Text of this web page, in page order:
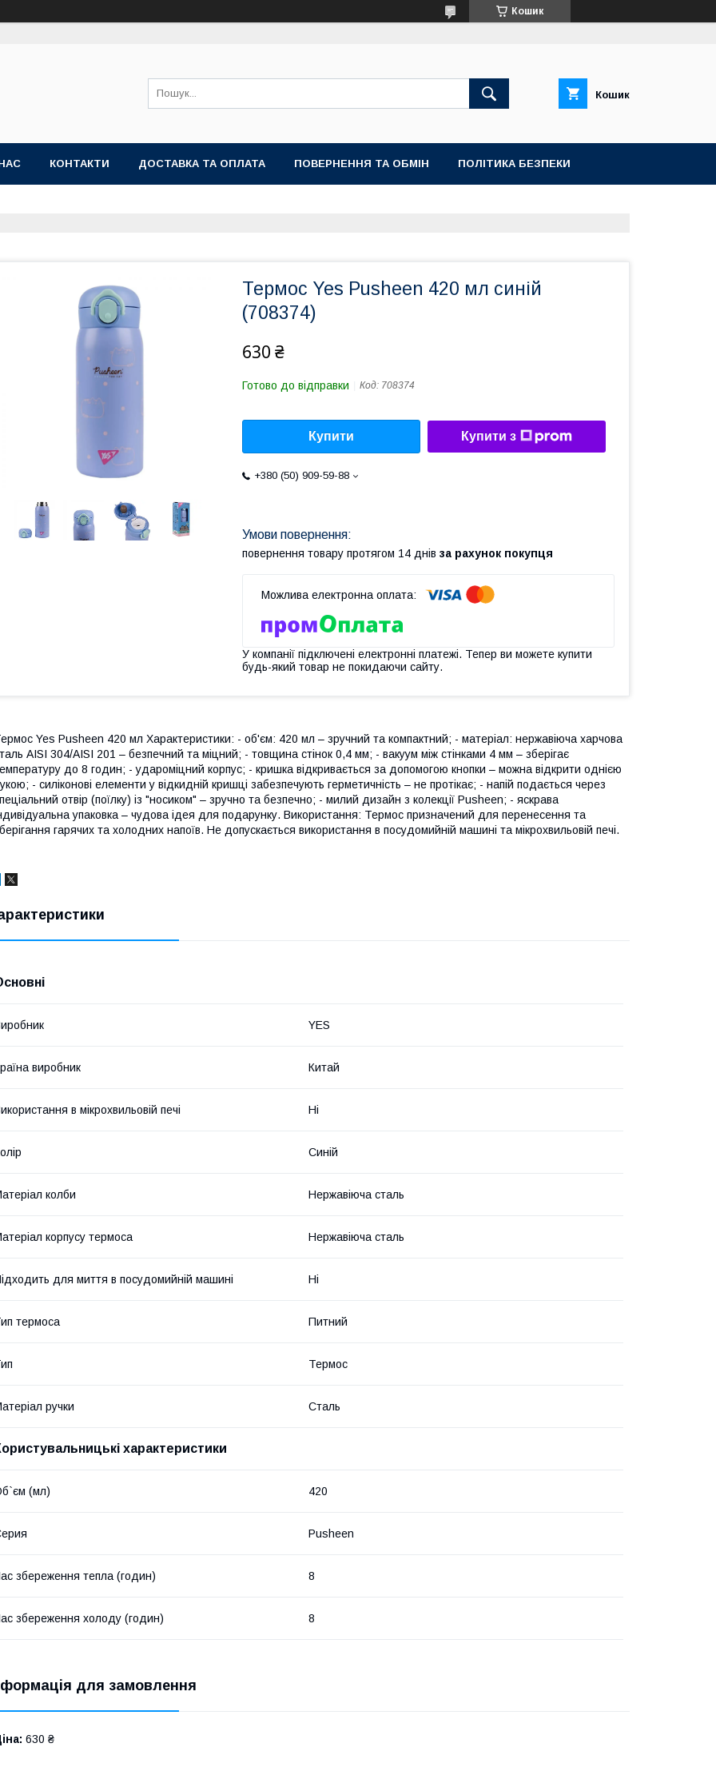
Кошик
Кошик
КОНТАКТИ ДОСТАВКА ТА ОПЛАТА ПОВЕРНЕННЯ ТА ОБМІН ПОЛІТИКА БЕЗПЕКИ
Термос Yes Pusheen 420 мл синій
(708374)
630 ₴
Готово до відправки Код: 708374
Купити Купити з
+380 (50) 909-59-88
повернення товару протягом 14 днів за рахунок покупця
У компанії підключені електронні платежі. Тепер ви можете купити
будь-який товар не покидаючи сайту.
Yes Pusheen 420 мл Характеристики: - об'єм: 420 мл – зручний та компактний; - матеріал: нержавіюча харчова
AISI 304/AISI 201 – безпечний та міцний; - товщина стінок 0,4 мм; - вакуум між стінками 4 мм – зберігає
до 8 годин; - удароміцний корпус; - кришка відкривається за допомогою кнопки – можна відкрити однією
- силіконові елементи у відкидній кришці забезпечують герметичність – не протікає; - напій подається через
отвір (поїлку) із "носиком" – зручно та безпечно; - милий дизайн з колекції Pusheen; - яскрава
упаковка – чудова ідея для подарунку. Використання: Термос призначений для перенесення та
гарячих та холодних напоїв. Не допускається використання в посудомийній машині та мікрохвильовій печі.
YES
виробник Китай
в мікрохвильовій печі Ні
Синій
колби Нержавіюча сталь
корпусу термоса Нержавіюча сталь
для миття в посудомийній машині Ні
термоса Питний
Термос
ручки Сталь
характеристики
(мл) 420
Pusheen
збереження тепла (годин) 8
збереження холоду (годин) 8
для замовлення
630 ₴